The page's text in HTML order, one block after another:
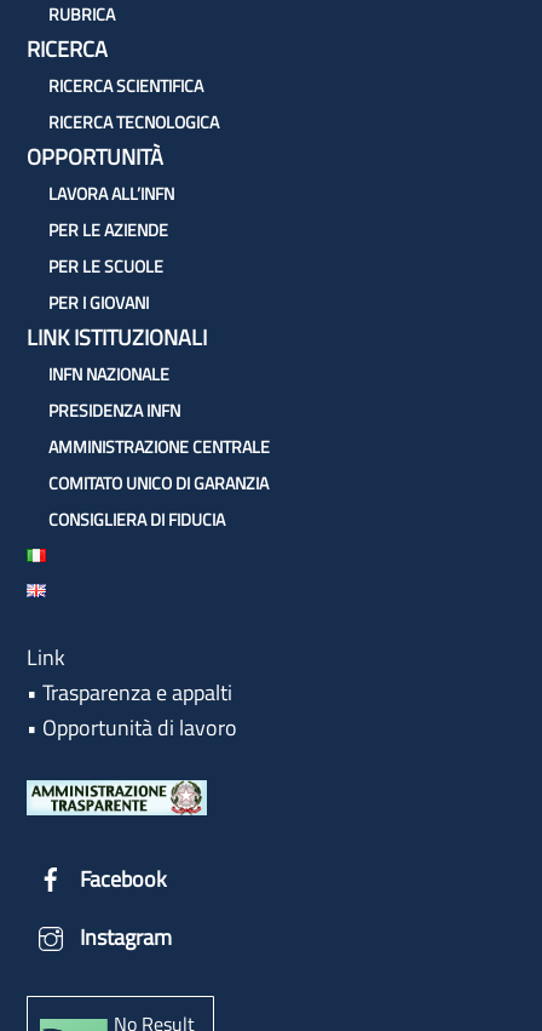
RUBRICA
RICERCA
RICERCA SCIENTIFICA
RICERCA TECNOLOGICA
OPPORTUNITÀ
LAVORA ALL’INFN
PER LE AZIENDE
PER LE SCUOLE
PER I GIOVANI
LINK ISTITUZIONALI
INFN NAZIONALE
PRESIDENZA INFN
AMMINISTRAZIONE CENTRALE
COMITATO UNICO DI GARANZIA
CONSIGLIERA DI FIDUCIA
Link
•Trasparenza e appalti
• Opportunità di lavoro
Facebook
Instagram
No Result